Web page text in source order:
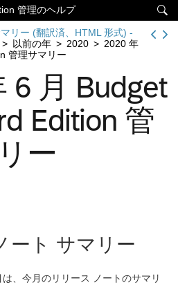

管理のヘルプ
リー (翻訳済、HTML 形式) -
> 以前の年 > 2020 > 2020 年
管理サマリー
6 月 Budget
Edition 管
ー
ート サマリー
、今月のリリース ノートのサマリ